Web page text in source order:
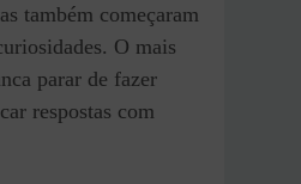
também começaram
O mais
parar de fazer
respostas com